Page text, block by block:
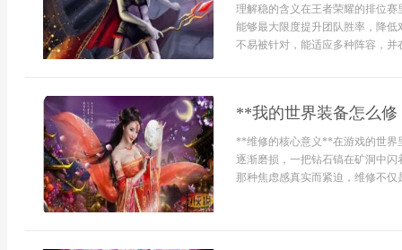
理解稳的含义在王者荣耀的排位
能够最大限度提升团队胜率，降
不易被针对，能适应多种阵容，
**我的世界装备怎么
**维修的核心意义**在游戏的世界
逐渐磨损，一把钻石镐在矿洞中
那种焦虑感真实而紧迫，维修不仅